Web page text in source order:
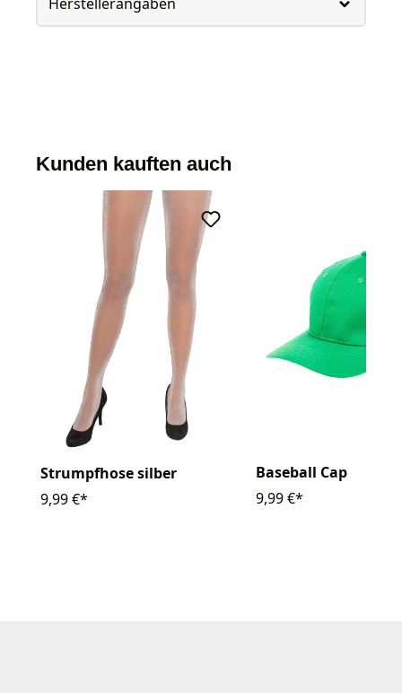
Herstellerangaben
Kunden kauften auch
Strumpfhose silber
9,99 €*
Baseball Cap
9,99 €*